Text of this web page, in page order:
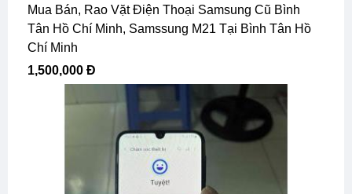
Mua Bán, Rao Vặt Điện Thoại Samsung Cũ Bình
Tân Hồ Chí Minh, Samssung M21 Tại Bình Tân Hồ
Chí Minh
1,500,000 Đ